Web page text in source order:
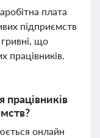
плата
підприємств
що
працівників.
онлайн